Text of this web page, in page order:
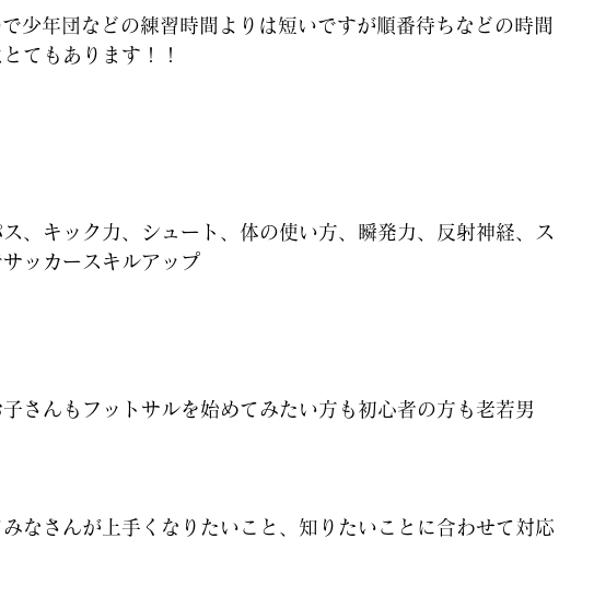
少年団などの練習時間よりは短いですが順番待ちなどの時間
てもあります！！
、キック力、シュート、体の使い方、瞬発力、反射神経、ス
ッカースキルアップ
さんもフットサルを始めてみたい方も初心者の方も老若男
なさんが上手くなりたいこと、知りたいことに合わせて対応